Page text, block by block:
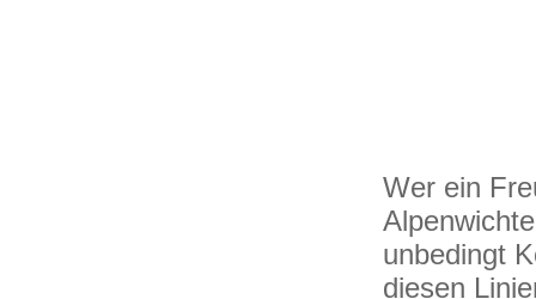
Wer ein
unbedingt
diesen